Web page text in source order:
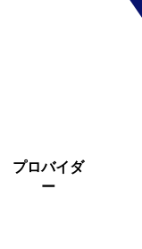
プロバイダ
ー